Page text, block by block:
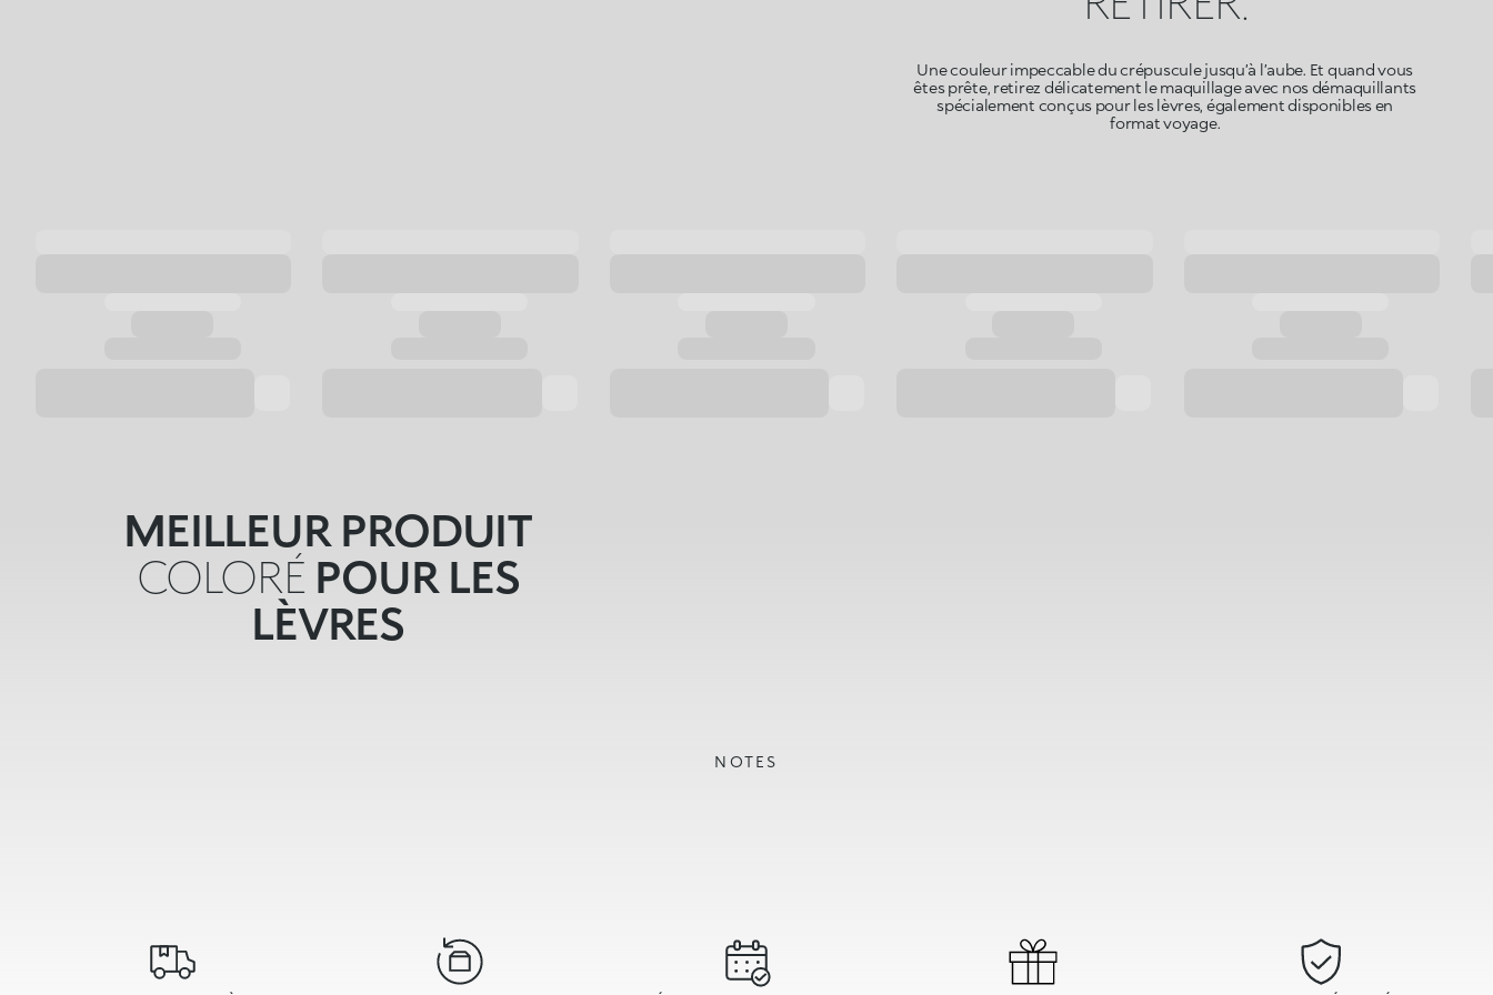
Une couleur impeccable du crépuscule jusqu’à l’aube. Et quand vous
êtes prête, retirez délicatement le maquillage avec nos démaquillants
spécialement conçus pour les lèvres, également disponibles en
format voyage.
MEILLEUR PRODUIT
COLORÉ POUR LES
LÈVRES
NOTES